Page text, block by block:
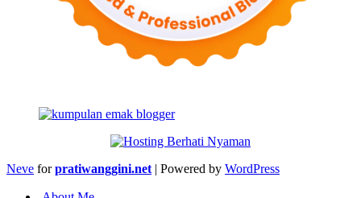
Neve forpratiwanggini.net | Powered by WordPress